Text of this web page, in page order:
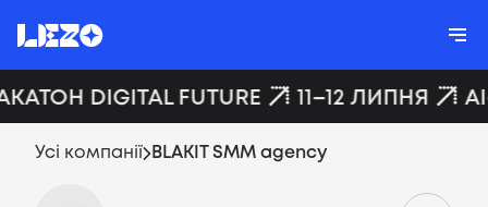
DIGITAL FUTURE 11–12 ЛИПНЯ
Усі компанії BLAKIT SMM agency